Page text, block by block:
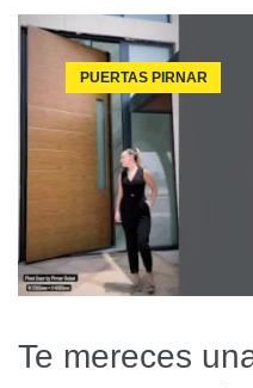
PUERTAS PIRNAR
Te mereces